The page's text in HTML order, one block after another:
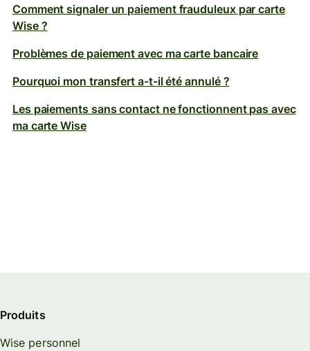
Comment signaler un paiement frauduleux par carte
Wise ?
Problèmes de paiement avec ma carte bancaire
Pourquoi mon transfert a-t-il été annulé ?
Les paiements sans contact ne fonctionnent pas avec
ma carte Wise
Produits
Wise personnel